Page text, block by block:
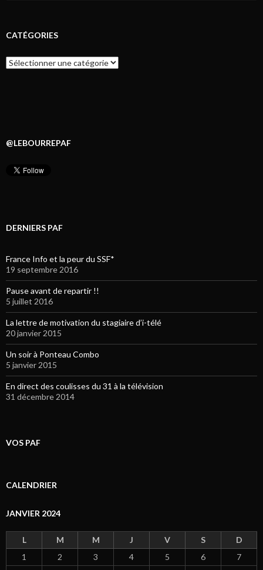
CATÉGORIES
Catégories
@LEBOURREPAF
DERNIERS PAF
France Info et la peur du SSF*
19 septembre 2016
Pause avant de repartir !!
5 juillet 2016
La lettre de motivation du stagiaire d’i-télé
20 janvier 2015
Un soir à Ponteau Combo
5 janvier 2015
En direct des coulisses du 31 à la télévision
31 décembre 2014
VOS PAF
CALENDRIER
JANVIER 2024
L M M J V S
D
1
2 3 4 5 6
7